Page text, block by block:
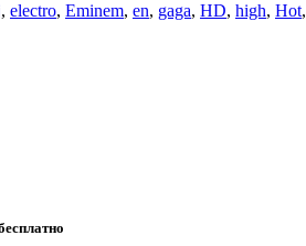
, electro, Eminem, en, gaga, HD, high, Hot,